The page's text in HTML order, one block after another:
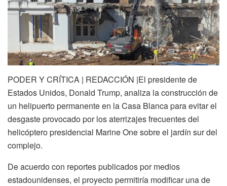
PODER Y CRÍTICA | REDACCIÓN |El presidente de
Estados Unidos, Donald Trump, analiza la construcción de
un helipuerto permanente en laCasa Blancapara evitar el
desgaste provocado por los aterrizajes frecuentes del
helicóptero presidencial Marine One sobre el jardín sur del
complejo.
De acuerdo con reportes publicados por medios
estadounidenses, el proyecto permitiría modificar una de